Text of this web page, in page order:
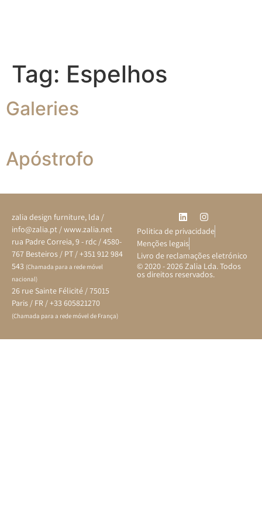
Tag: Espelhos
Galeries
Apóstrofo
zalia design furniture, lda /
info@zalia.pt / www.zalia.net
rua Padre Correia, 9 - rdc / 4580-
767 Besteiros / PT / +351 912 984
543 (Chamada para a rede móvel
nacional)
26 rue Sainte Félicité / 75015
Paris / FR / +33 605821270
(Chamada para a rede móvel de França)
Politica de privacidade
Menções legais
Livro de reclamações eletrónico
© 2020 - 2026 Zalia Lda. Todos
os direitos reservados.